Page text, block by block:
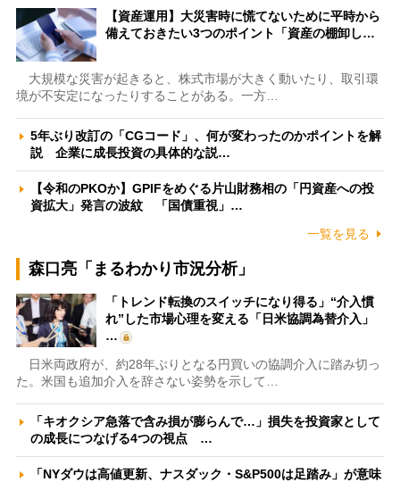
【資産運用】大災害時に慌てないために平時から
備えておきたい3つのポイント「資産の棚卸し…
大規模な災害が起きると、株式市場が大きく動いたり、取引環
境が不安定になったりすることがある。一方…
5年ぶり改訂の「CGコード」、何が変わったのかポイントを解
説 企業に成長投資の具体的な説…
【令和のPKOか】GPIFをめぐる片山財務相の「円資産への投
資拡大」発言の波紋 「国債重視」…
一覧を見る
森口亮「まるわかり市況分析」
「トレンド転換のスイッチになり得る」“介入慣
れ”した市場心理を変える「日米協調為替介入」
…
日米両政府が、約28年ぶりとなる円買いの協調介入に踏み切っ
た。米国も追加介入を辞さない姿勢を示して…
「キオクシア急落で含み損が膨らんで…」損失を投資家として
の成長につなげる4つの視点 …
「NYダウは高値更新、ナスダック・S&P500は足踏み」が意味